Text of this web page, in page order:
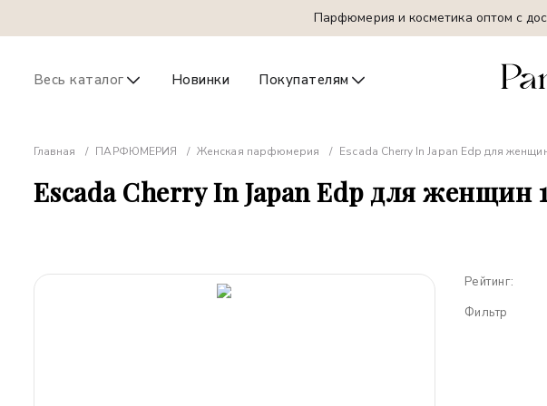
Парфюмерия и косметика оптом с
Весь каталог Новинки Покупателям
Главная ПАРФЮМЕРИЯ Женская парфюмерия Escada Cherry In Japan Edp для
Escada Cherry In Japan Edp для женщин
Рейтинг:
Фильтр